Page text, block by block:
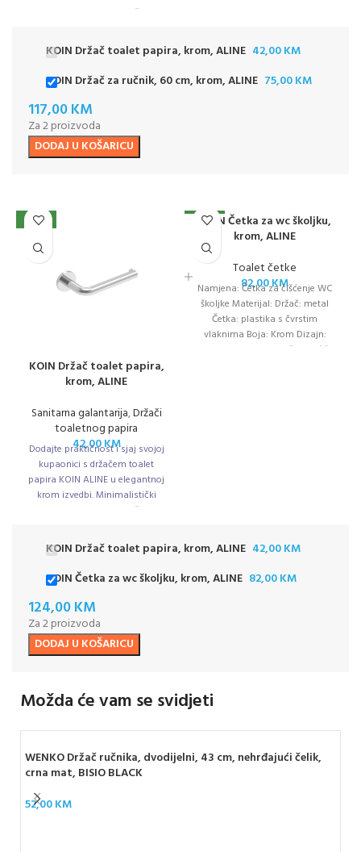
dizajn i kvalitetna izrada čine ga
prostoru – funkcionalno, otporno
i uvijek na dohvat ruke!
KOIN Držač toalet papira, krom, ALINE 42,00KM
KOIN Držač za ručnik, 60 cm, krom, ALINE 75,00KM
117,00KM
Za 2 proizvoda
DODAJ U KOŠARICU
NOVO
KOIN Držač toalet papira,
krom, ALINE
Sanitarna galantarija,Držači
toaletnog papira
42,00KM
Dodajte praktičnost i sjaj svojoj
kupaonici s držačem toalet
papira KOIN ALINE u elegantnoj
krom izvedbi. Minimalistički
dizajn i kvalitetna izrada čine ga
prostoru – funkcionalno, otporno
i uvijek na dohvat ruke!
NOVO
KOIN Četka za wc školjku,
krom, ALINE
Toalet četke
82,00KM
Namjena: Četka za čišćenje WC
školjke Materijal: Držač: metal
Četka: plastika s čvrstim
vlaknima Boja: Krom Dizajn:
Moderno i minimalističko kućište
KOIN Držač toalet papira, krom, ALINE 42,00KM
KOIN Četka za wc školjku, krom, ALINE 82,00KM
124,00KM
Za 2 proizvoda
DODAJ U KOŠARICU
Možda će vam se svidjeti
WENKO Držač ručnika, dvodijelni, 43 cm, nehrđajući čelik,
crna mat, BISIO BLACK
52,00KM